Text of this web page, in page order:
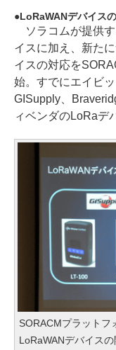
LoRaWANデバイス
ソラコムが提供す
イスに加え、新た
イスの対応を
始。すでにエイビ
GISupply、
ィベンダのLoRaデ
SORACMプラットフ
LoRaWANデバイス